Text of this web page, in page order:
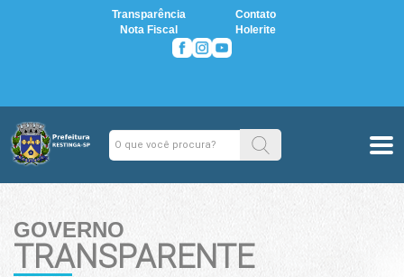
Transparência
Contato
Nota Fiscal
Holerite
GOVERNO
TRANSPARENTE